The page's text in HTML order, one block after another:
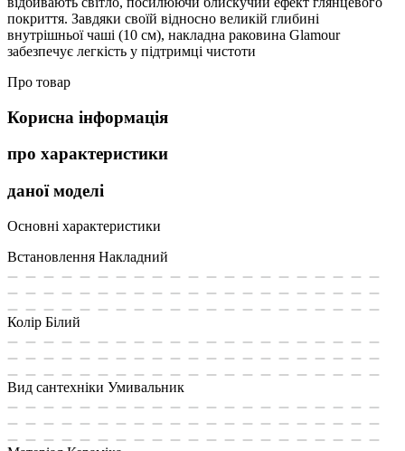
покриття. Завдяки своїй відносно великій глибині
внутрішньої чаші (10 см), накладна раковина Glamour
забезпечує легкість у підтримці чистоти
Про товар
Корисна інформація
про характеристики
даної моделі
Основні характеристики
Встановлення Накладний
Колір Білий
Вид сантехніки Умивальник